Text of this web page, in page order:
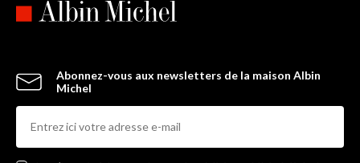
Abonnez-vous aux newsletters de la maison Albin
Michel